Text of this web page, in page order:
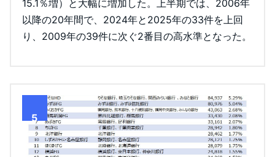
15.1％増）と大幅に増加した。上半期では、2006年
以降の20年間で、2024年と2025年の33件を上回
り、2009年の39件に次ぐ2番目の高水準となった。
5